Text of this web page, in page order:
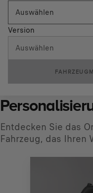
Auswählen
Version
Auswählen
Entdecken Sie das
Fahrzeug, das Ihren